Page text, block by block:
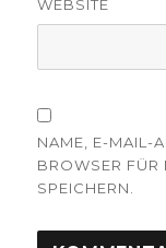
WEBSITE
NAME, E-MAIL-
BROWSER FÜR
SPEICHERN.